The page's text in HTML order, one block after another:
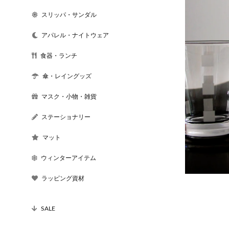
スリッパ・サンダル
アパレル・ナイトウェア
食器・ランチ
傘・レイングッズ
マスク・小物・雑貨
ステーショナリー
マット
ウィンターアイテム
ラッピング資材
SALE